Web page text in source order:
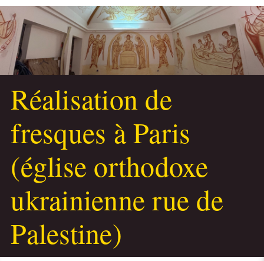
Réalisation de
fresques à Paris
(église orthodoxe
ukrainienne rue de
Palestine)